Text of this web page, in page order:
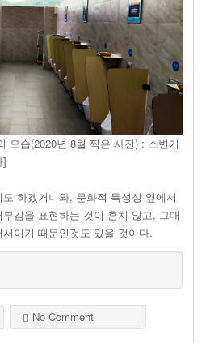
모습(2020년 8월 찍은 사진) : 소변기
]
하겠거니와, 문화적 특성상 옆에서
감을 표현하는 것이 흔치 않고, 그대
이기 때문인것도 있을 것이다.
No Comment